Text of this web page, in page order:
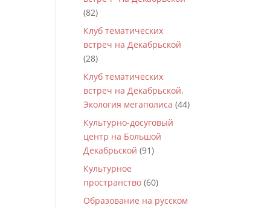
(82)
Клуб тематических
встреч на Декабрьской
(28)
Клуб тематических
встреч на Декабрьской.
Экология мегаполиса (44)
Культурно-досуговый
центр на Большой
Декабрьской (91)
Культурное
пространство (60)
Образование на русском